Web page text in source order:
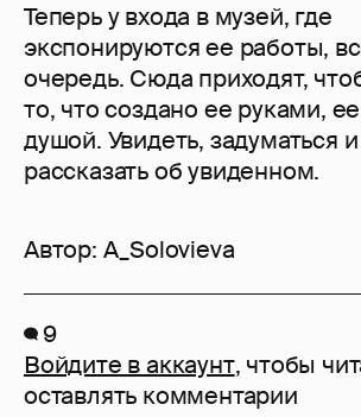
Теперь у входа в музей, где
экспонируются ее работы,
очередь. Сюда приходят,
то, что создано ее руками,
душой. Увидеть, задуматься
рассказать об увиденном.
Автор: A_Solovieva
9
Войдите в аккаунт, чтобы
оставлять комментарии